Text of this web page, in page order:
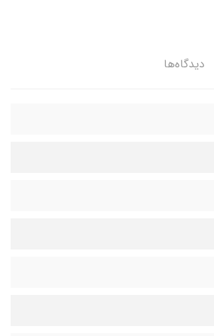
دیدگاه‌ها